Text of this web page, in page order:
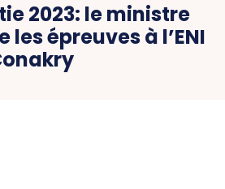
2023: le ministre
épreuves à l’ENI